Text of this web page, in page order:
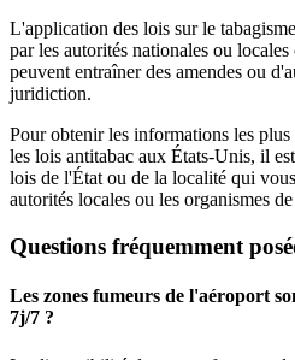
L'application des lois sur le
par les autorités nationales ou
peuvent entraîner des amendes ou
juridiction.
Pour obtenir les informations les plus
les lois antitabac aux États-Unis, il
lois de l'État ou de la localité qui
autorités locales ou les organismes de
Questions fréquemment
Les zones fumeurs de l'aéroport
7j/7 ?